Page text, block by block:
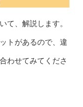
て、解説します。
トがあるので、違
わせてみてくださ